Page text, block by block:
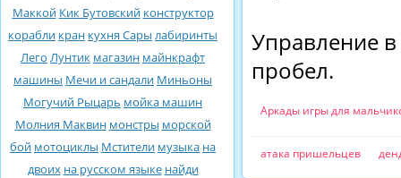
Маккой Кик Бутовский конструктор
корабли кран кухня Сары лабиринты
Лего Лунтик магазин майнкрафт
машины Мечи и сандали Миньоны
Могучий Рыцарь мойка машин
Молния Маквин монстры морской
бой мотоциклы Мстители музыка на
двоих на русском языке найди
Управление
пробел.
Аркады игры для
атака пришельцев